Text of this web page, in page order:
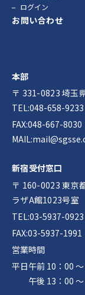
ログイン
お問い合わせ
本部
〒 331-0823 埼玉
TEL:048-658-9233
FAX:048-667-8030
新宿受付窓口
〒 160-0023 東京
ラザA館1023号室
TEL:03-5937-0923
FAX:03-5937-1991
営業時間
平日午前 10：00
午後 13：00